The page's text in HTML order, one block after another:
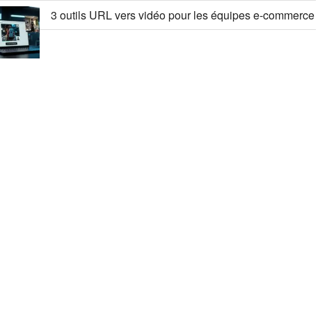
3 outils URL vers vidéo pour les équipes e-commerce